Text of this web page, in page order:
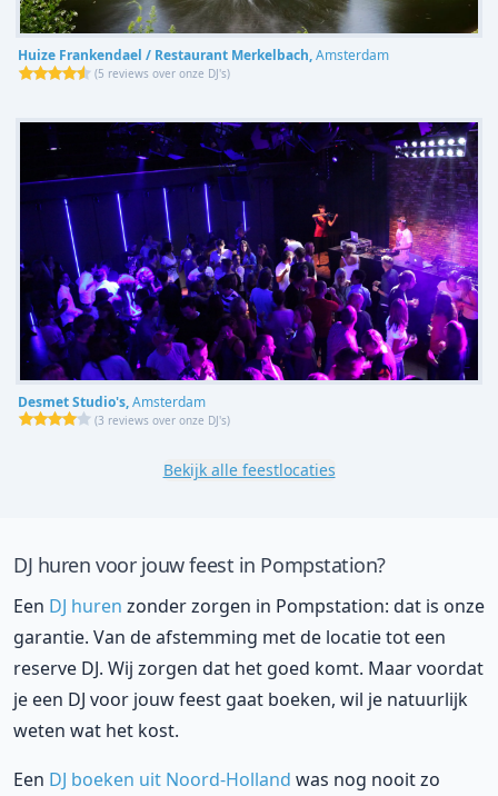
Huize Frankendael / Restaurant Merkelbach,Amsterdam
(5 reviews over onze DJ's)
Desmet Studio's,Amsterdam
(3 reviews over onze DJ's)
Bekijk alle feestlocaties
DJ huren voor jouw feest in Pompstation?
Een DJ huren zonder zorgen in Pompstation: dat is onze
garantie. Van de afstemming met de locatie tot een
reserve DJ. Wij zorgen dat het goed komt. Maar voordat
je een DJ voor jouw feest gaat boeken, wil je natuurlijk
weten wat het kost.
Een DJ boeken uit Noord-Holland was nog nooit zo